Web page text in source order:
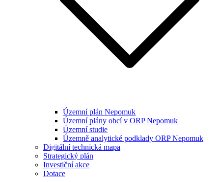
Územní plán Nepomuk
Územní plány obcí v ORP Nepomuk
Územní studie
Územně analytické podklady ORP Nepomuk
Digitální technická mapa
Strategický plán
Investiční akce
Dotace